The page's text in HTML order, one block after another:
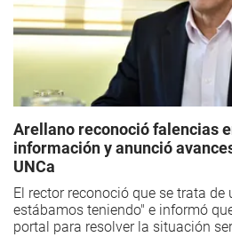
Arellano reconoció falencias
información y anunció
UNCa
El rector reconoció que se trata
estábamos teniendo" e informó
portal para resolver la situación